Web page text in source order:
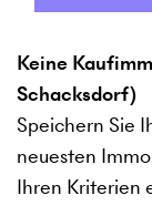
Keine
Schacksdorf)
Speichern Sie
neuesten
Ihren Kriterien